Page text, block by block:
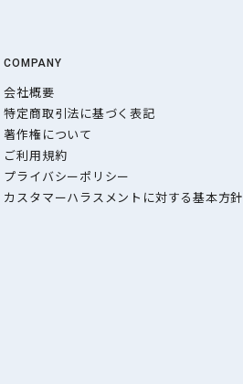
COMPANY
会社概要
特定商取引法に基づく表記
著作権について
ご利用規約
プライバシーポリシー
カスタマーハラスメントに対する基本方針